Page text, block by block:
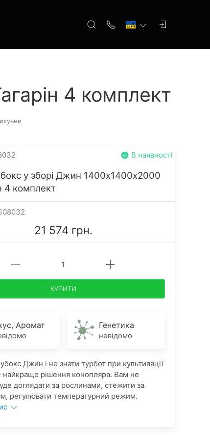
4 комплект
В наявності
у зборі Джин 1400х1400х2000
4 комплект
21 574 грн.
КУПИТИ
Аромат Генетика
невідомо
Джин і не знати турбот при культивації
найкраще рішення конопляра. Вам не
доглядати за рослинами, стежити за
регулювати температурний режим.